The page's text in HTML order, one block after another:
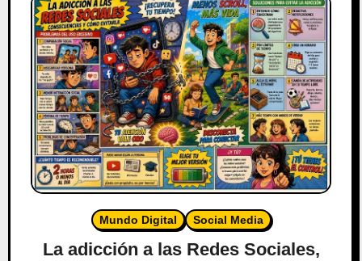
Mundo Digital Social Media
La adicción a las Redes Sociales,